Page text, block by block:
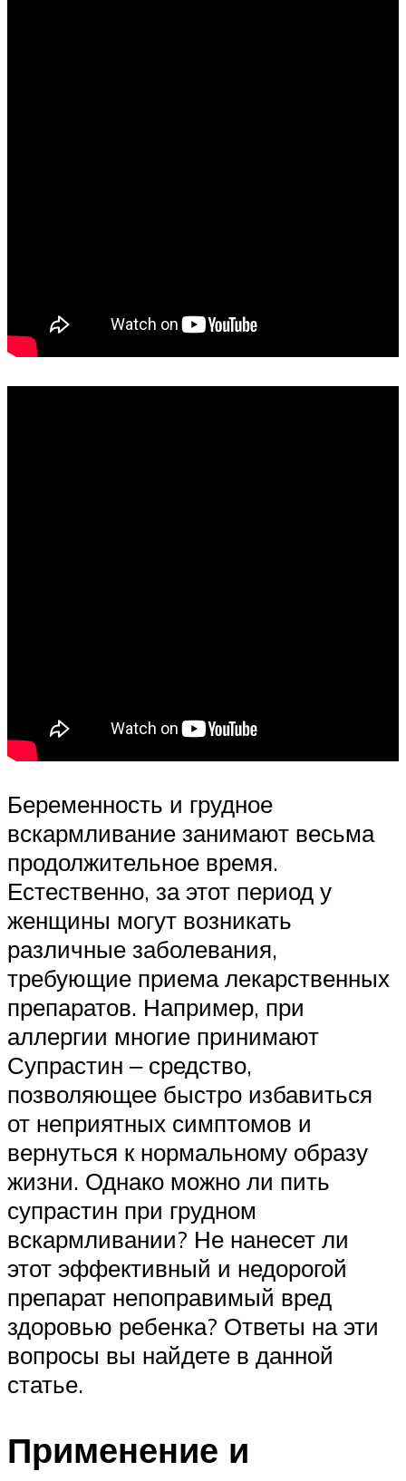
Беременность и грудное
вскармливание занимают весьма
продолжительное время.
Естественно, за этот период у
женщины могут возникать
различные заболевания,
требующие приема лекарственных
препаратов. Например, при
аллергии многие принимают
Супрастин ‒ средство,
позволяющее быстро избавиться
от неприятных симптомов и
вернуться к нормальному образу
жизни. Однако можно ли пить
супрастин при грудном
вскармливании? Не нанесет ли
этот эффективный и недорогой
препарат непоправимый вред
здоровью ребенка? Ответы на эти
вопросы вы найдете в данной
статье.
Применение и